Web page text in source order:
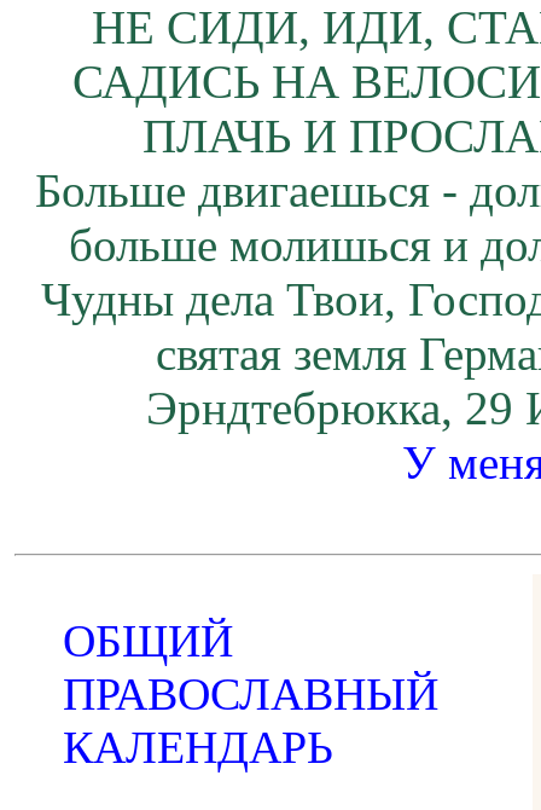
НЕ СИДИ, ИДИ,
САДИСЬ НА
ПЛАЧЬ И
Больше двигаешься -
больше молишься и
Чудны дела Твои,
святая земля
Эрндтебрюкка, 29
У
ОБЩИЙ
ПРАВОСЛАВНЫЙ
КАЛЕНДАРЬ